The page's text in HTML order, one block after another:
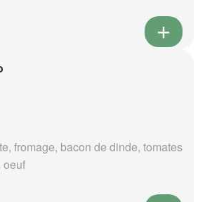
fromage, bacon de dinde, tomates
oeuf